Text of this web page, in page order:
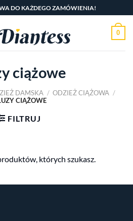
DO KAŻDEGO ZAMÓWIENIA!
0
ciążowe
DAMSKA / ODZIEŻ CIĄŻOWA /
CIĄŻOWE
FILTRUJ
których szukasz.